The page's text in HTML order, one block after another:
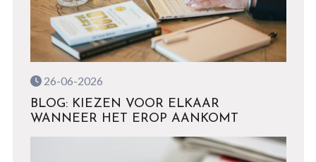
26-06-2026
BLOG: KIEZEN VOOR ELKAAR
WANNEER HET EROP AANKOMT